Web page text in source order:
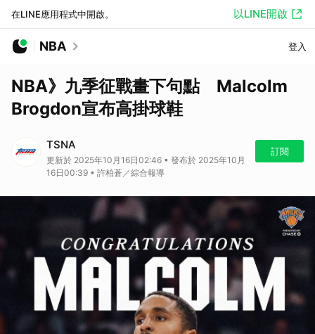
在LINE應用程式中開啟。 以LINE開啟
NBA 登入
NBA》九季征戰畫下句點 Malcolm
Brogdon宣布高掛球鞋
TSNA
更新於 2025年10月16日02:46 • 發布於 2025年10月
16日00:39 • 許柏蒼／綜合報導
訂閱